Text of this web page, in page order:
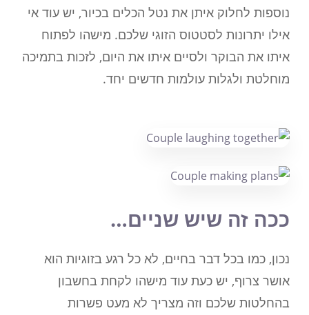
נוספות לחלוק איתן את נטל הכלים בכיור, יש עוד אי
אילו יתרונות לסטטוס הזוגי שלכם. מישהו לפתוח
איתו את הבוקר ולסיים איתו את היום, לזכות בתמיכה
מוחלטת ולגלות עולמות חדשים יחד.
ככה זה שיש שניים…
נכון, כמו בכל דבר בחיים, לא כל רגע בזוגיות הוא
אושר צרוף, יש כעת עוד מישהו לקחת בחשבון
בהחלטות שלכם וזה מצריך לא מעט פשרות